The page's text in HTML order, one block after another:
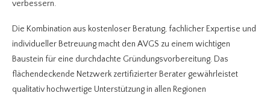
verbessern.
Die Kombination aus kostenloser Beratung, fachlicher Expertise und
individueller Betreuung macht den AVGS zu einem wichtigen
Baustein für eine durchdachte Gründungsvorbereitung. Das
flächendeckende Netzwerk zertifizierter Berater gewährleistet
qualitativ hochwertige Unterstützung in allen Regionen